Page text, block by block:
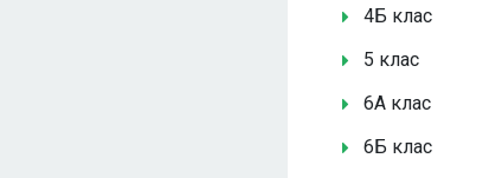
4Б клас
5 клас
6А клас
6Б клас